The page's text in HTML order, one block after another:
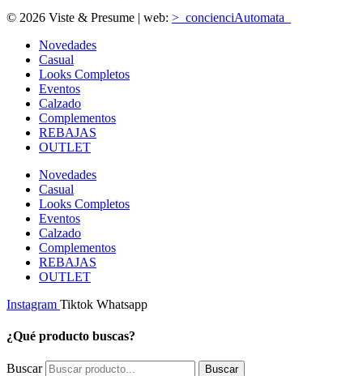
© 2026 Viste & Presume | web: >_concienciAutomata_
Novedades
Casual
Looks Completos
Eventos
Calzado
Complementos
REBAJAS
OUTLET
Novedades
Casual
Looks Completos
Eventos
Calzado
Complementos
REBAJAS
OUTLET
Instagram Tiktok Whatsapp
¿Qué producto buscas?
Buscar Buscar